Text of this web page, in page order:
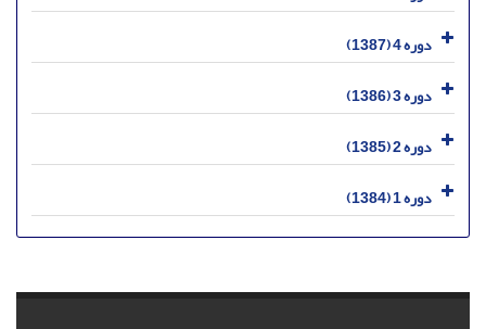
دوره 4 (1387)
دوره 3 (1386)
دوره 2 (1385)
دوره 1 (1384)